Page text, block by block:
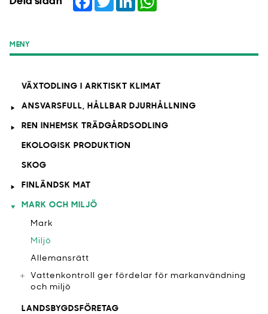
MENY
VÄXTODLING I ARKTISKT KLIMAT
ANSVARSFULL, HÅLLBAR DJURHÅLLNING
REN INHEMSK TRÄDGÅRDSODLING
EKOLOGISK PRODUKTION
SKOG
FINLÄNDSK MAT
MARK OCH MILJÖ
Mark
Miljö
Allemansrätt
Vattenkontroll ger fördelar för markanvändning
och miljö
LANDSBYGDSFÖRETAG